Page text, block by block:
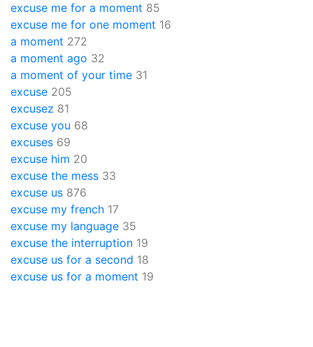
excuse me for a moment 85
excuse me for one moment 16
a moment 272
a moment ago 32
a moment of your time 31
excuse 205
excusez 81
excuse you 68
excuses 69
excuse him 20
excuse the mess 33
excuse us 876
excuse my french 17
excuse my language 35
excuse the interruption 19
excuse us for a second 18
excuse us for a moment 19